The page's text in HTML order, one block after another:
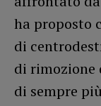
ha proposto
di
di rimozione
di sempre